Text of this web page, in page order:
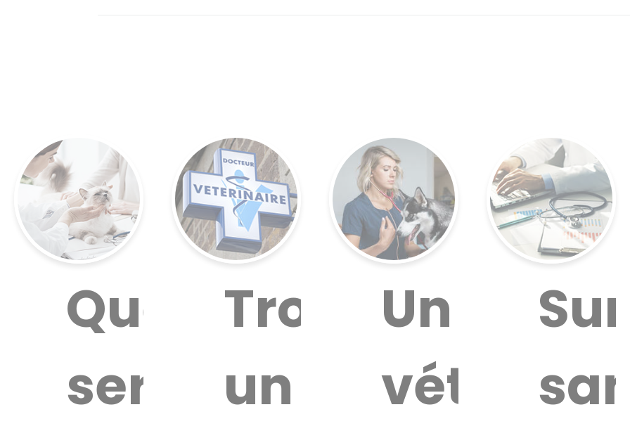
Quel
service
Trouver
un
Un